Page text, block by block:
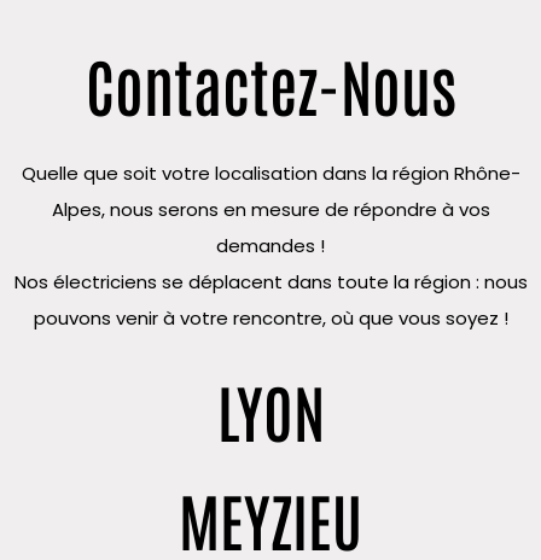
Contactez-Nous
Quelle que soit votre localisation dans la région Rhône-
Alpes, nous serons en mesure de répondre à vos
demandes !
Nos électriciens se déplacent dans toute la région : nous
pouvons venir à votre rencontre, où que vous soyez !
LYON
MEYZIEU